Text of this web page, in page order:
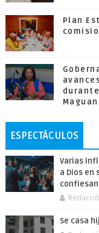
Plan
ESPECTÁCULOS
Varias
a Dios en
confiesan
Se casa